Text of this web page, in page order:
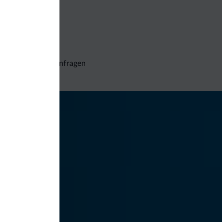
Unverbindliche Anfragen